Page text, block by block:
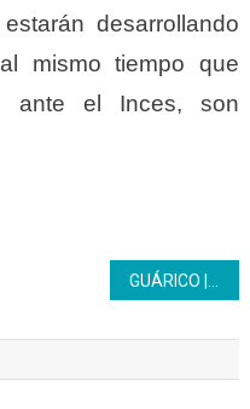
desarrollando
mismo tiempo que
ante el Inces, son